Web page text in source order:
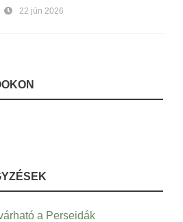
22 jún 2026
a Perseidák